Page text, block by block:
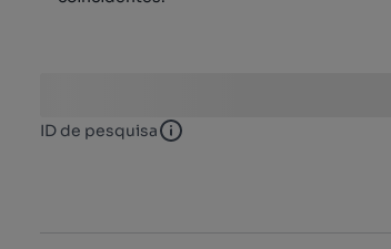
ID de pesquisa ID de pesquisa